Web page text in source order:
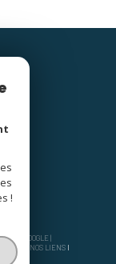
BY GOOGLE |
ADMIN
NOS LIENS
!